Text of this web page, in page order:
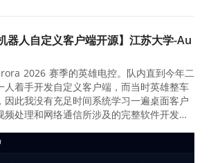
器人自定义客户端开源】江苏大学-Au
2026 赛季的英雄电控。队内直到今年二
人着手开发自定义客户端，而当时英雄整车
因此我没有充足时间系统学习一遍桌面客户
处理和网络通信所涉及的完整软件开发流
责确定需求、选择技术路线、拆分问题，